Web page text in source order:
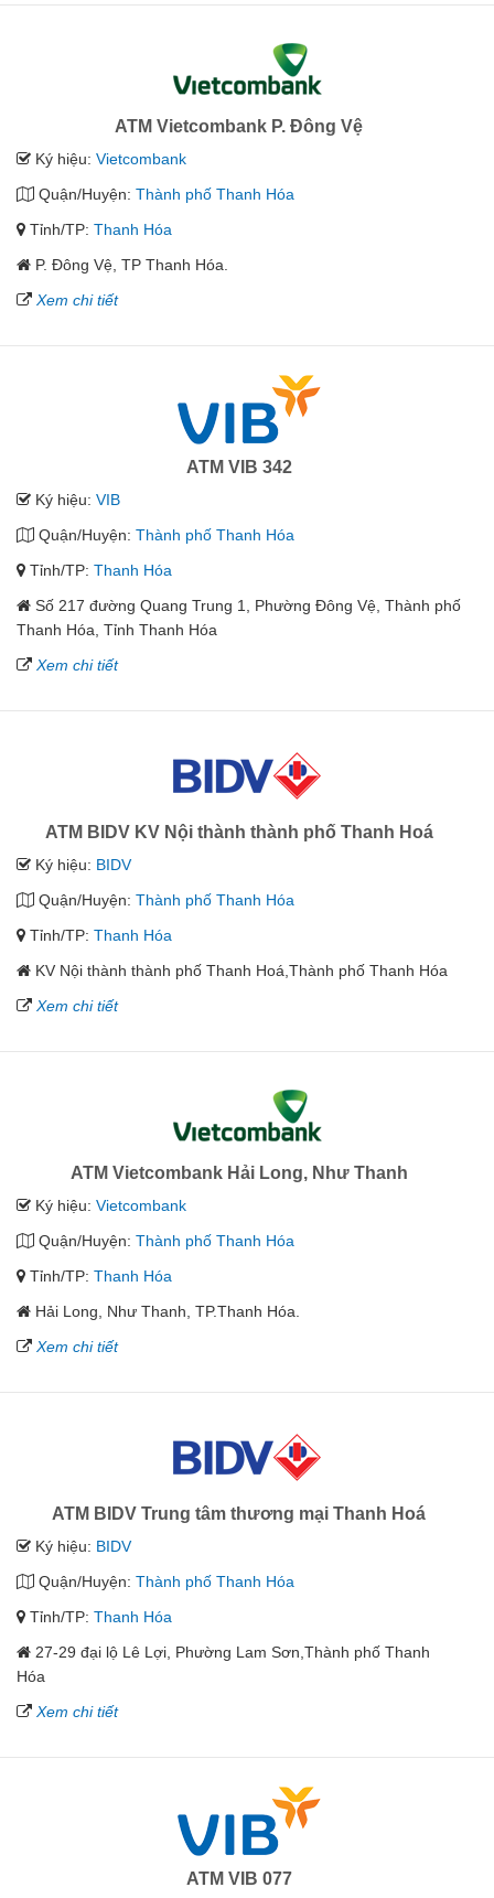
ATM Vietcombank P. Đông Vệ
Ký hiệu: Vietcombank
Quận/Huyện: Thành phố Thanh Hóa
Tỉnh/TP: Thanh Hóa
P. Đông Vệ, TP Thanh Hóa.
Xem chi tiết
ATM VIB 342
Ký hiệu: VIB
Quận/Huyện: Thành phố Thanh Hóa
Tỉnh/TP: Thanh Hóa
Số 217 đường Quang Trung 1, Phường Đông Vệ, Thành phố
Thanh Hóa, Tỉnh Thanh Hóa
Xem chi tiết
ATM BIDV KV Nội thành thành phố Thanh Hoá
Ký hiệu: BIDV
Quận/Huyện: Thành phố Thanh Hóa
Tỉnh/TP: Thanh Hóa
KV Nội thành thành phố Thanh Hoá,Thành phố Thanh Hóa
Xem chi tiết
ATM Vietcombank Hải Long, Như Thanh
Ký hiệu: Vietcombank
Quận/Huyện: Thành phố Thanh Hóa
Tỉnh/TP: Thanh Hóa
Hải Long, Như Thanh, TP.Thanh Hóa.
Xem chi tiết
ATM BIDV Trung tâm thương mại Thanh Hoá
Ký hiệu: BIDV
Quận/Huyện: Thành phố Thanh Hóa
Tỉnh/TP: Thanh Hóa
27-29 đại lộ Lê Lợi, Phường Lam Sơn,Thành phố Thanh
Hóa
Xem chi tiết
ATM VIB 077